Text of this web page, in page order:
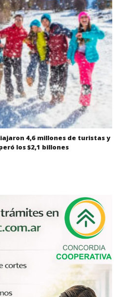
4,6 millones de turistas y
los $2,1 billones